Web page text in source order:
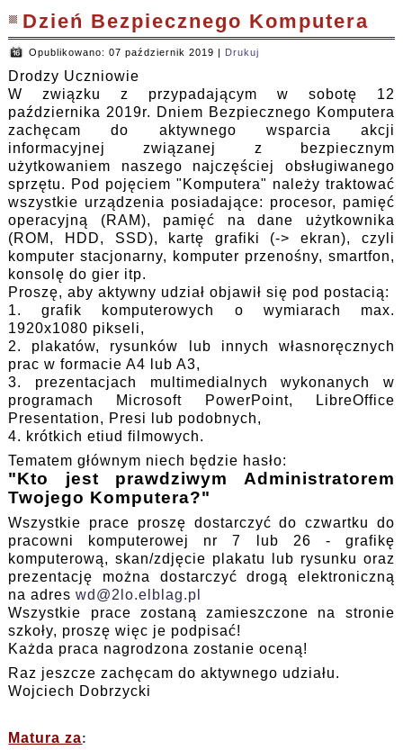
Dzień Bezpiecznego Komputera
Opublikowano: 07 październik 2019 | Drukuj
Drodzy Uczniowie
W związku z przypadającym w sobotę 12
października 2019r. Dniem Bezpiecznego Komputera
zachęcam do aktywnego wsparcia akcji
informacyjnej związanej z bezpiecznym
użytkowaniem naszego najczęściej obsługiwanego
sprzętu. Pod pojęciem "Komputera" należy traktować
wszystkie urządzenia posiadające: procesor, pamięć
operacyjną (RAM), pamięć na dane użytkownika
(ROM, HDD, SSD), kartę grafiki (-> ekran), czyli
komputer stacjonarny, komputer przenośny, smartfon,
konsolę do gier itp.
Proszę, aby aktywny udział objawił się pod postacią:
1. grafik komputerowych o wymiarach max.
1920x1080 pikseli,
2. plakatów, rysunków lub innych własnoręcznych
prac w formacie A4 lub A3,
3. prezentacjach multimedialnych wykonanych w
programach Microsoft PowerPoint, LibreOffice
Presentation, Presi lub podobnych,
4. krótkich etiud filmowych.
Tematem głównym niech będzie hasło:
"Kto jest prawdziwym Administratorem
Twojego Komputera?"
Wszystkie prace proszę dostarczyć do czwartku do
pracowni komputerowej nr 7 lub 26 - grafikę
komputerową, skan/zdjęcie plakatu lub rysunku oraz
prezentację można dostarczyć drogą elektroniczną
na adreswd@2lo.elblag.pl
Wszystkie prace zostaną zamieszczone na stronie
szkoły, proszę więc je podpisać!
Każda praca nagrodzona zostanie oceną!
Raz jeszcze zachęcam do aktywnego udziału.
Wojciech Dobrzycki
Matura za: